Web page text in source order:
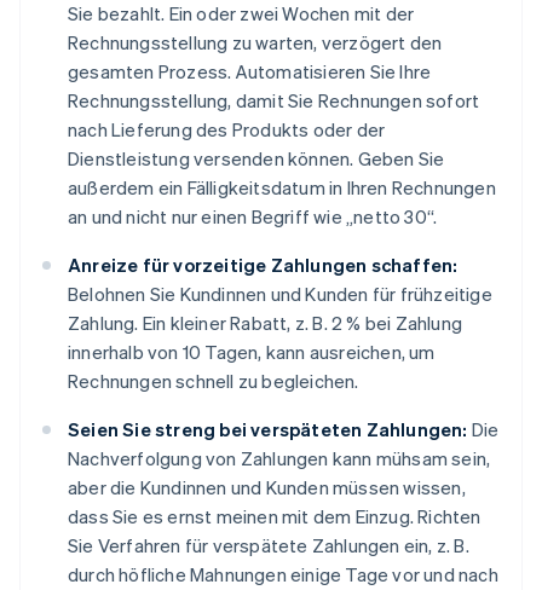
Sie bezahlt. Ein oder zwei Wochen mit der
Rechnungsstellung zu warten, verzögert den
gesamten Prozess. Automatisieren Sie Ihre
Rechnungsstellung, damit Sie Rechnungen sofort
nach Lieferung des Produkts oder der
Dienstleistung versenden können. Geben Sie
außerdem ein Fälligkeitsdatum in Ihren Rechnungen
an und nicht nur einen Begriff wie „netto 30“.
Anreize für vorzeitige Zahlungen schaffen:
Belohnen Sie Kundinnen und Kunden für frühzeitige
Zahlung. Ein kleiner Rabatt, z. B. 2 % bei Zahlung
innerhalb von 10 Tagen, kann ausreichen, um
Rechnungen schnell zu begleichen.
Seien Sie streng bei verspäteten Zahlungen: Die
Nachverfolgung von Zahlungen kann mühsam sein,
aber die Kundinnen und Kunden müssen wissen,
dass Sie es ernst meinen mit dem Einzug. Richten
Sie Verfahren für verspätete Zahlungen ein, z. B.
durch höfliche Mahnungen einige Tage vor und nach